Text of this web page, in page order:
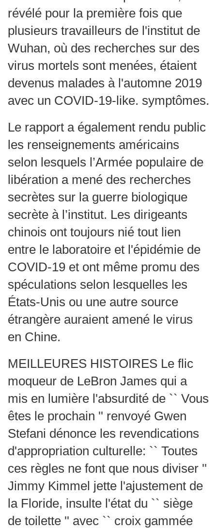
révélé pour la première fois que
plusieurs travailleurs de l'institut de
Wuhan, où des recherches sur des
virus mortels sont menées, étaient
devenus malades à l'automne 2019
avec un COVID-19-like. symptômes.
Le rapport a également rendu public
les renseignements américains
selon lesquels l’Armée populaire de
libération a mené des recherches
secrètes sur la guerre biologique
secrète à l’institut. Les dirigeants
chinois ont toujours nié tout lien
entre le laboratoire et l'épidémie de
COVID-19 et ont même promu des
spéculations selon lesquelles les
États-Unis ou une autre source
étrangère auraient amené le virus
en Chine.
MEILLEURES HISTOIRES Le flic
moqueur de LeBron James qui a
mis en lumière l'absurdité de `` Vous
êtes le prochain '' renvoyé Gwen
Stefani dénonce les revendications
d'appropriation culturelle: `` Toutes
ces règles ne font que nous diviser ''
Jimmy Kimmel jette l'ajustement de
la Floride, insulte l'état du `` siège
de toilette '' avec `` croix gammée